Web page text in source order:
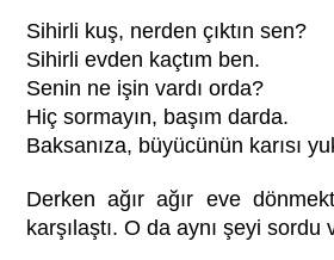
Sihirli kuş, nerden çıktın sen?
Sihirli evden kaçtım ben.
Senin ne işin vardı orda?
Hiç sormayın, başım darda.
Baksanıza, büyücünün karısı
Derken ağır ağır eve
karşılaştı. O da aynı şeyi sordu